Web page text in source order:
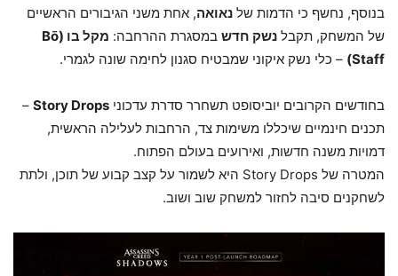
בנוסף, נחשף כי הדמות של נאואה, אחת משני הגיבורים הראשיים
של המשחק, תקבל נשק חדש במסגרת ההרחבה:
מקל בו (Bō
Staff) – כלי נשק איקוני שמבטיח סגנון לחימה שונה לגמרי.
בחודשים הקרובים יוביסופט תשחרר סדרת עדכוני Story Drops
–
תכנים חינמיים שיכללו משימות צד, הרחבות לעלילה הראשית,
דמויות משנה חדשות, ואירועים בעולם הפתוח.
המטרה של Story Drops היא לשמור על קצב קבוע של תוכן, ולתת
לשחקנים סיבה לחזור למשחק שוב ושוב.